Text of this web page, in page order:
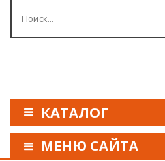
КАТАЛОГ
МЕНЮ САЙТА